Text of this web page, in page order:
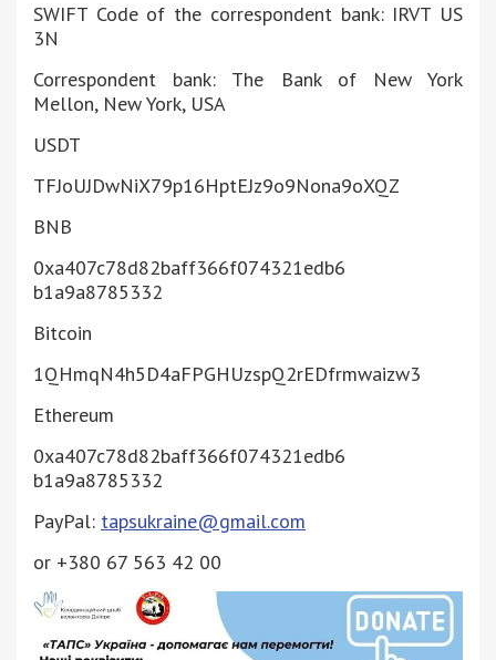
SWIFT Code of the correspondent bank: IRVT US
3N
Correspondent bank: The Bank of New York
Mellon, New York, USA
USDT
TFJoUJDwNiX79p16HptEJz9o9Nona9oXQZ
BNB
0xa407c78d82baff366f074321edb6
b1a9a8785332
Bitcoin
1QHmqN4h5D4aFPGHUzspQ2rEDfrmwaizw3
Ethereum
0xa407c78d82baff366f074321edb6
b1a9a8785332
PayPal: tapsukraine@gmail.com
or +380 67 563 42 00